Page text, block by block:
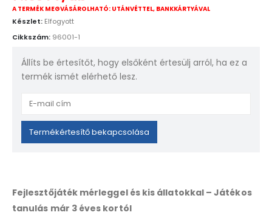
A TERMÉK MEGVÁSÁROLHATÓ: UTÁNVÉTTEL, BANKKÁRTYÁVAL
Készlet: Elfogyott
Cikkszám: 96001-1
Állíts be értesítőt, hogy elsőként értesülj arról, ha ez a
termék ismét elérhető lesz.
Enter
email
address
waitlist
for
Termékértesítő bekapcsolása
Fejlesztőjáték mérleggel és kis állatokkal – Játékos
tanulás már 3 éves kortól